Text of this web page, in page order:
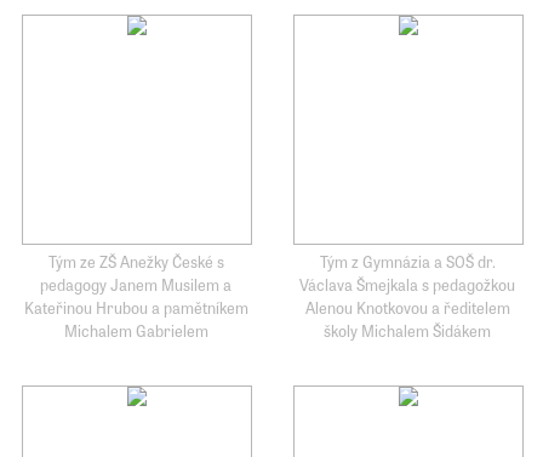
Tým ze ZŠ Anežky České s
pedagogy Janem Musilem a
Kateřinou Hrubou a pamětníkem
Michalem Gabrielem
Tým z Gymnázia a SOŠ dr.
Václava Šmejkala s pedagožkou
Alenou Knotkovou a ředitelem
školy Michalem Šidákem